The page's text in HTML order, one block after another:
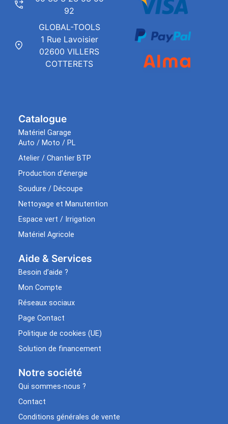
Catalogue
Matériel Garage
Auto / Moto / PL
Atelier / Chantier BTP
Production d’énergie
Soudure / Découpe
Nettoyage et Manutention
Espace vert / Irrigation
Matériel Agricole
Aide & Services​
Besoin d’aide ?
Mon Compte
Réseaux sociaux
Page Contact
Politique de cookies (UE)
Solution de financement
Notre société
Qui sommes-nous ?
Contact
Conditions générales de vente
92
GLOBAL-TOOLS
1 Rue Lavoisier
02600 VILLERS
COTTERETS